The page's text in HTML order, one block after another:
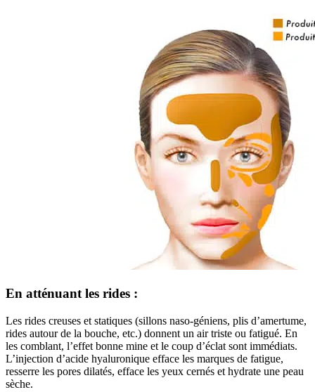
En atténuant les rides :
Les rides creuses et statiques (sillons naso-géniens, plis d’amertume,
rides autour de la bouche, etc.) donnent un air triste ou fatigué. En
les comblant, l’effet bonne mine et le coup d’éclat sont immédiats.
L’injection d’acide hyaluronique efface les marques de fatigue,
resserre les pores dilatés, efface les yeux cernés et hydrate une peau
sèche.